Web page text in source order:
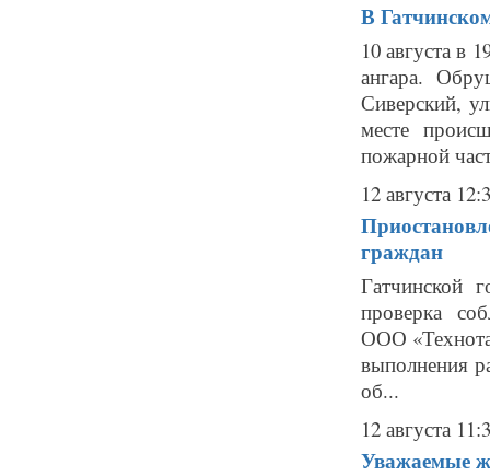
В
10 августа в
ангара.
Сиверский,
месте
пожарной
12 августа
граждан
Гатчинской
проверка
ООО
выполнения
об...
12 августа
Уважаемые